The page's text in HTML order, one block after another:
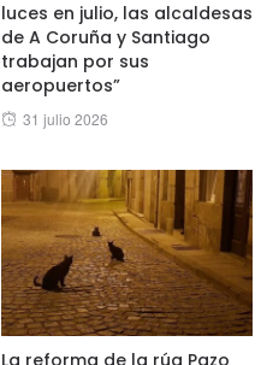
luces en julio, las alcaldesas
de A Coruña y Santiago
trabajan por sus
aeropuertos”
Posted
31 julio 2026